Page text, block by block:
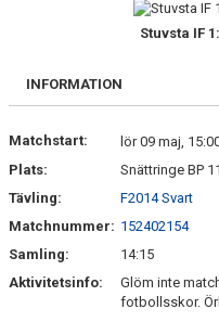
DOKUMENT
Stuvsta IF
INFORMATION
Matchstart:
lör 09 maj,
Plats:
Snättringe BP 11
Tävling:
F2014 Svart
Matchnummer: 152402154
Samling:
14:15
Aktivitetsinfo:
Glöm inte
fotbollsskor.